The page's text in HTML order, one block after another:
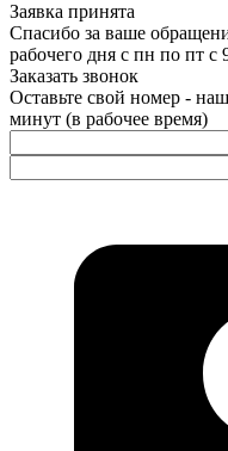
Заявка принята
Спасибо за ваше
рабочего дня с пн по пт
Заказать звонок
Оставьте свой номер -
минут (в рабочее время)